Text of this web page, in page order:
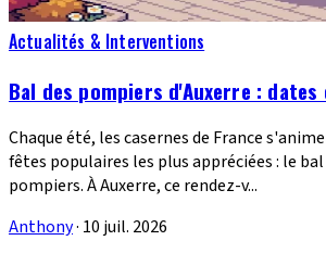
Actualités & Interventions
Bal des pompiers d'Auxerre :
Chaque été, les casernes de France
fêtes populaires les plus appréciées : le bal
pompiers. À Auxerre, ce rendez-v...
Anthony· 10 juil. 2026